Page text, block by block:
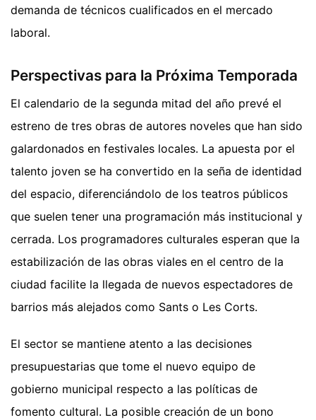
demanda de técnicos cualificados en el mercado
laboral.
Perspectivas para la Próxima Temporada
El calendario de la segunda mitad del año prevé el
estreno de tres obras de autores noveles que han sido
galardonados en festivales locales. La apuesta por el
talento joven se ha convertido en la seña de identidad
del espacio, diferenciándolo de los teatros públicos
que suelen tener una programación más institucional y
cerrada. Los programadores culturales esperan que la
estabilización de las obras viales en el centro de la
ciudad facilite la llegada de nuevos espectadores de
barrios más alejados como Sants o Les Corts.
El sector se mantiene atento a las decisiones
presupuestarias que tome el nuevo equipo de
gobierno municipal respecto a las políticas de
fomento cultural. La posible creación de un bono